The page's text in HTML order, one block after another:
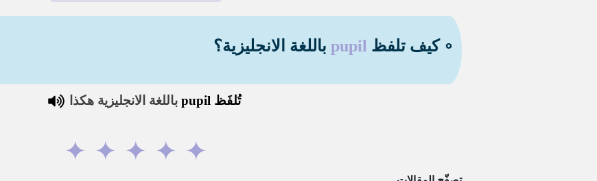
∘ كيف تلفظ pupil باللغة الانجليزية؟
تُلفَظ pupilباللغة الانجليزية هكذا
✦
✦
✦
✦
✦